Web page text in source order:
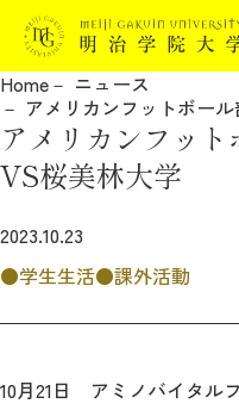
受験生の方
卒業生の方
報道関係の方
Home
ニュース
アメリカンフットボー
アメリカンフッ
VS桜美林大学
2023.10.23
学生生活
課外活動
10月21日 アミノバイタル